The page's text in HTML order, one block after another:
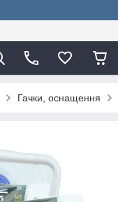
Гачки, оснащення